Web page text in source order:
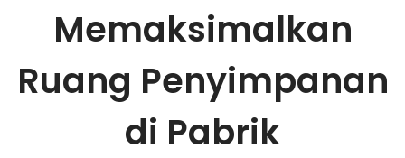
Memaksimalkan
Ruang Penyimpanan
di Pabrik